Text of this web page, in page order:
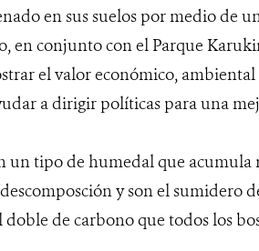
en sus suelos por medio de
en conjunto con el Parque
el valor económico,
a dirigir políticas para una
un tipo de humedal que
y son el sumidero
de carbono que todos los